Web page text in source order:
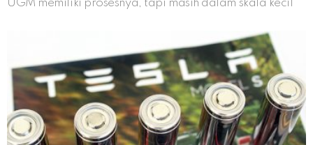
UGM memiliki prosesnya, tapi masih dalam skala kecil